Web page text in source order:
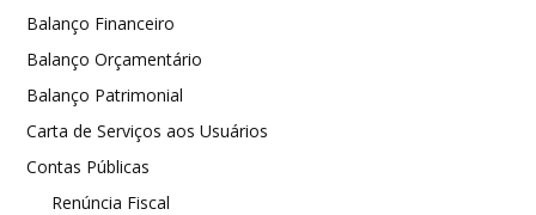
Balanço Financeiro
Balanço Orçamentário
Balanço Patrimonial
Carta de Serviços aos Usuários
Contas Públicas
Renúncia Fiscal